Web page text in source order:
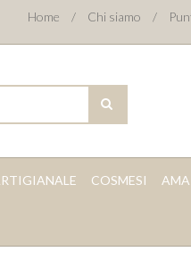
Home / Chi siamo /
COSMESI